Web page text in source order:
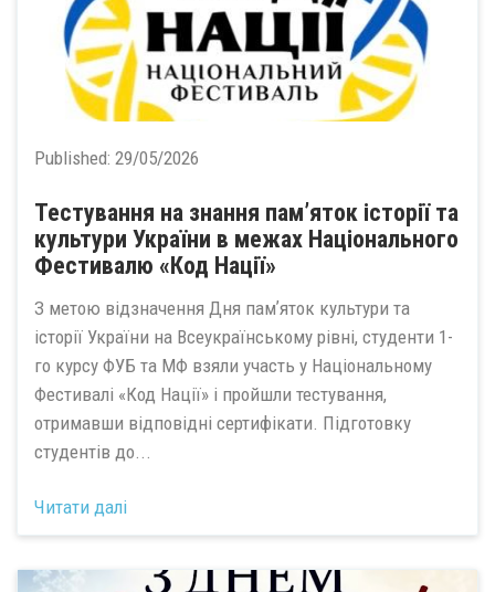
Published: 29/05/2026
Тестування на знання памʼяток історії та
культури України в межах Національного
Фестивалю «Код Нації»
З метою відзначення Дня памʼяток культури та
історії України на Всеукраїнському рівні, студенти 1-
го курсу ФУБ та МФ взяли участь у Національному
Фестивалі «Код Нації» і пройшли тестування,
отримавши відповідні сертифікати. Підготовку
студентів до...
Читати далі